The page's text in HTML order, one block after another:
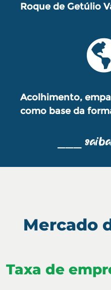
Roque de Getúlio
Acolhimento,
como base da
⎯⎯⎯
Mercado
Taxa de